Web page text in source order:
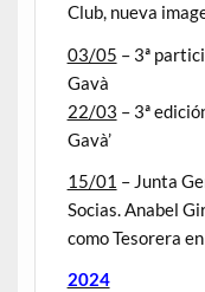
Club, nueva
03/05 – 3ª
Gavà
22/03 – 3ª
Gavà’
15/01 – Junta
Socias. Anabel
como Tesorera
2024